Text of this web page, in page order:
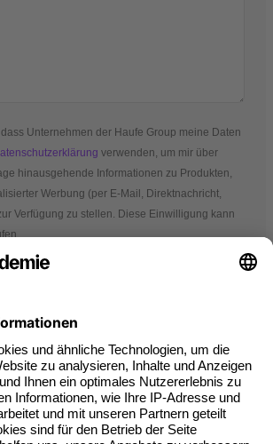
Unternehmen der Haufe Group meine Daten
verwenden, um mir über
hinausgehende Informationen zu Produkten,
Werbung (per E-Mail, Direktnachricht,
Verfügung zu stellen. Diese Einwilligung kann
*Pflichtfelder